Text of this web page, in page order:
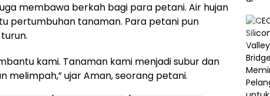
membawa berkah bagi para petani. Air hujan
pertumbuhan tanaman. Para petani pun
kami. Tanaman kami menjadi subur dan
melimpah,” ujar Aman, seorang petani.